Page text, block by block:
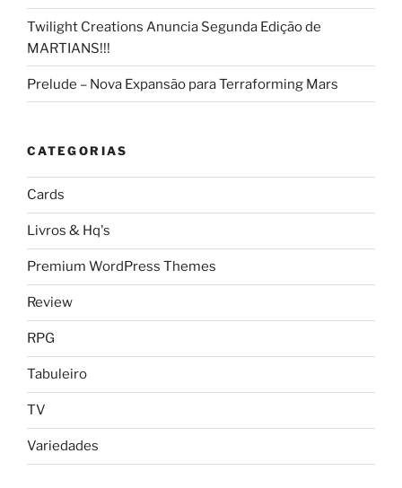
Twilight Creations Anuncia Segunda Edição de
MARTIANS!!!
Prelude – Nova Expansão para Terraforming Mars
CATEGORIAS
Cards
Livros & Hq's
Premium WordPress Themes
Review
RPG
Tabuleiro
TV
Variedades